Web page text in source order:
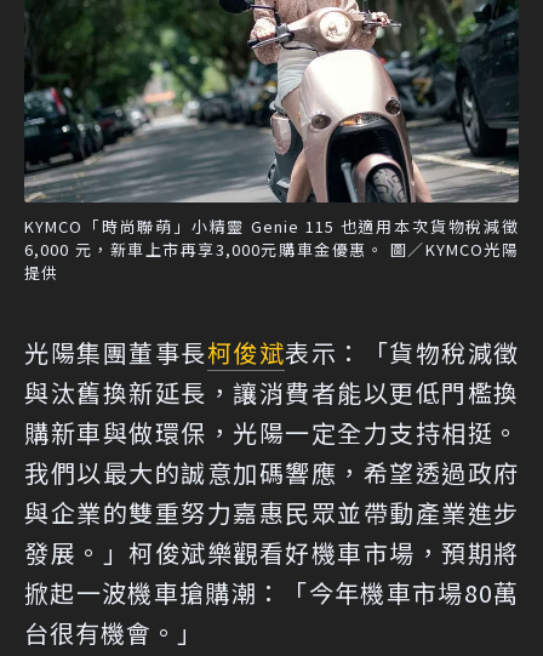
KYMCO「時尚聯萌」小精靈 Genie 115 也適用本次貨物稅減徵
6,000 元，新車上市再享3,000元購車金優惠。 圖／KYMCO光陽
提供
光陽集團董事長柯俊斌表示：「貨物稅減徵
與汰舊換新延長，讓消費者能以更低門檻換
購新車與做環保，光陽一定全力支持相挺。
我們以最大的誠意加碼響應，希望透過政府
與企業的雙重努力嘉惠民眾並帶動產業進步
發展。」柯俊斌樂觀看好機車市場，預期將
掀起一波機車搶購潮：「今年機車市場80萬
台很有機會。」